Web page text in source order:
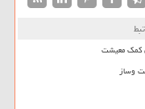
کمک معیشت